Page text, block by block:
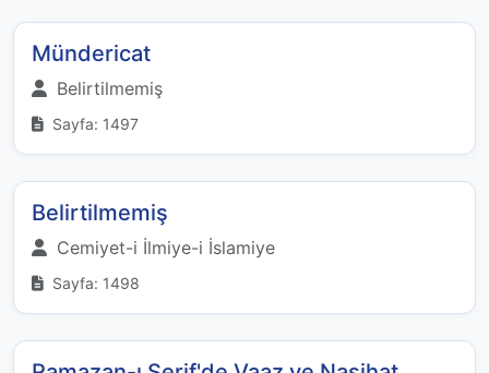
Mündericat
Belirtilmemiş
Sayfa: 1497
Belirtilmemiş
Cemiyet-i İlmiye-i İslamiye
Sayfa: 1498